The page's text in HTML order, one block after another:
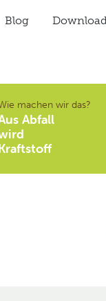
Blog
machen wir das?
Abfall